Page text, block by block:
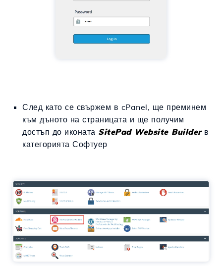
След като се свържем в cPanel, ще преминем
към дъното на страницата и ще получим
достъп до иконата SitePad Website Builderв
категорията Софтуер